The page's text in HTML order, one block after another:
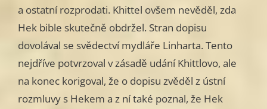
a ostatní rozprodati. Khittel ovšem nevěděl, zda
Hek bible skutečně obdržel. Stran dopisu
dovolával se svědectví mydláře Linharta. Tento
nejdříve potvrzoval v zásadě udání Khittlovo, ale
na konec korigoval, že o dopisu zvěděl z ústní
rozmluvy s Hekem a z ní také poznal, že Hek